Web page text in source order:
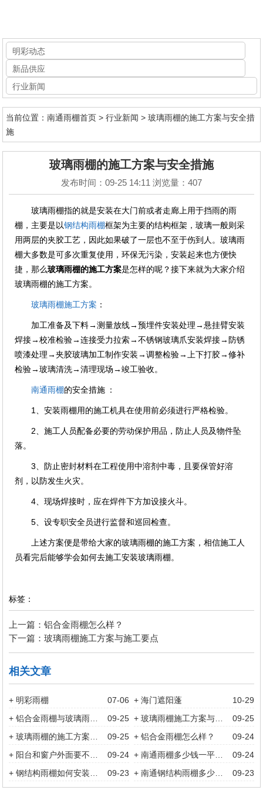
首页
明彩动态
工程案例
新品供应
联系明彩
明彩动态
新品供应
行业新闻
当前位置：南通雨棚首页 > 行业新闻 > 玻璃雨棚的施工方案与安全措
施
玻璃雨棚的施工方案与安全措施
发布时间：09-25 14:11 浏览量：407
玻璃雨棚指的就是安装在大门前或者走廊上用于挡雨的雨
棚，主要是以钢结构雨棚框架为主要的结构框架，玻璃一般则采
用两层的夹胶工艺，因此如果破了一层也不至于伤到人。玻璃雨
棚大多数是可多次重复使用，环保无污染，安装起来也方便快
捷，那么玻璃雨棚的施工方案是怎样的呢？接下来就为大家介绍
玻璃雨棚的施工方案。
玻璃雨棚施工方案 ：
加工准备及下料→测量放线→预埋件安装处理→悬挂臂安装
焊接→校准检验→连接受力拉索→不锈钢玻璃爪安装焊接→防锈
喷漆处理→夹胶玻璃加工制作安装→调整检验→上下打胶→修补
检验→玻璃清洗→清理现场→竣工验收。
南通雨棚的安全措施 ：
1、安装雨棚用的施工机具在使用前必须进行严格检验。
2、施工人员配备必要的劳动保护用品，防止人员及物件坠
落。
3、防止密封材料在工程使用中溶剂中毒，且要保管好溶
剂，以防发生火灾。
4、现场焊接时，应在焊件下方加设接火斗。
5、设专职安全员进行监督和巡回检查。
上述方案便是带给大家的玻璃雨棚的施工方案，相信施工人
员看完后能够学会如何去施工安装玻璃雨棚。
标签：
上一篇：铝合金雨棚怎么样？
下一篇：玻璃雨棚施工方案与施工要点
相关文章
+ 明彩雨棚 07-06 + 海门遮阳蓬
10-29
09-25
09-25
09-25 + 铝合金雨棚怎么样？
09-24
09-24
09-24
09-23 09-23